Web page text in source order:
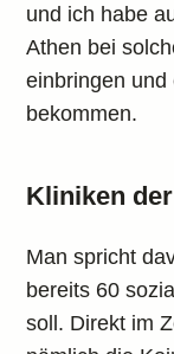
und ich habe
Athen bei
einbringen und
bekommen.
Kliniken
Man spricht
bereits 60
soll. Direkt im